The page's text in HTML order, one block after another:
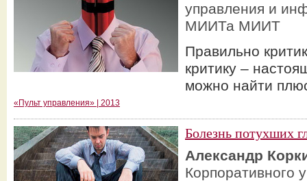
управления и
МИИТа МИИТ
Правильно
критику –
можно найти
«Пульт управления» | 2013
Болезнь потухших
Александр